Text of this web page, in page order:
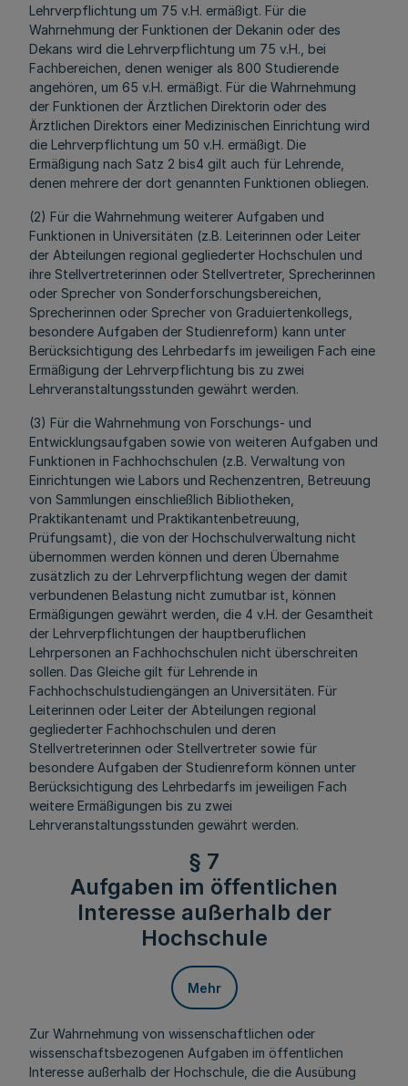
Lehrverpflichtung um 75 v.H. ermäßigt. Für die
Wahrnehmung der Funktionen der Dekanin oder des
Dekans wird die Lehrverpflichtung um 75 v.H., bei
Fachbereichen, denen weniger als 800 Studierende
angehören, um 65 v.H. ermäßigt. Für die Wahrnehmung
der Funktionen der Ärztlichen Direktorin oder des
Ärztlichen Direktors einer Medizinischen Einrichtung wird
die Lehrverpflichtung um 50 v.H. ermäßigt. Die
Ermäßigung nach Satz 2 bis4 gilt auch für Lehrende,
denen mehrere der dort genannten Funktionen obliegen.
(2) Für die Wahrnehmung weiterer Aufgaben und
Funktionen in Universitäten (z.B. Leiterinnen oder Leiter
der Abteilungen regional gegliederter Hochschulen und
ihre Stellvertreterinnen oder Stellvertreter, Sprecherinnen
oder Sprecher von Sonderforschungsbereichen,
Sprecherinnen oder Sprecher von Graduiertenkollegs,
besondere Aufgaben der Studienreform) kann unter
Berücksichtigung des Lehrbedarfs im jeweiligen Fach eine
Ermäßigung der Lehrverpflichtung bis zu zwei
Lehrveranstaltungsstunden gewährt werden.
(3) Für die Wahrnehmung von Forschungs- und
Entwicklungsaufgaben sowie von weiteren Aufgaben und
Funktionen in Fachhochschulen (z.B. Verwaltung von
Einrichtungen wie Labors und Rechenzentren, Betreuung
von Sammlungen einschließlich Bibliotheken,
Praktikantenamt und Praktikantenbetreuung,
Prüfungsamt), die von der Hochschulverwaltung nicht
übernommen werden können und deren Übernahme
zusätzlich zu der Lehrverpflichtung wegen der damit
verbundenen Belastung nicht zumutbar ist, können
Ermäßigungen gewährt werden, die 4 v.H. der Gesamtheit
der Lehrverpflichtungen der hauptberuflichen
Lehrpersonen an Fachhochschulen nicht überschreiten
sollen. Das Gleiche gilt für Lehrende in
Fachhochschulstudiengängen an Universitäten. Für
Leiterinnen oder Leiter der Abteilungen regional
gegliederter Fachhochschulen und deren
Stellvertreterinnen oder Stellvertreter sowie für
besondere Aufgaben der Studienreform können unter
Berücksichtigung des Lehrbedarfs im jeweiligen Fach
weitere Ermäßigungen bis zu zwei
Lehrveranstaltungsstunden gewährt werden.
§ 7
Aufgaben im öffentlichen
Interesse außerhalb der
Hochschule
Mehr
Zur Wahrnehmung von wissenschaftlichen oder
wissenschaftsbezogenen Aufgaben im öffentlichen
Interesse außerhalb der Hochschule, die die Ausübung